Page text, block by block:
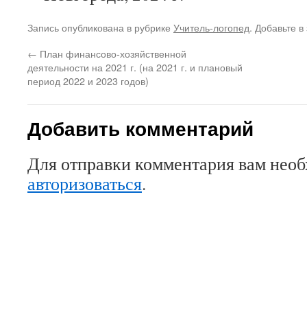
Запись опубликована в рубрике Учитель-логопед. Добавьте
← План финансово-хозяйственной
деятельности на 2021 г. (на 2021 г. и плановый
период 2022 и 2023 годов)
Добавить комментарий
Для отправки комментария вам
авторизоваться.